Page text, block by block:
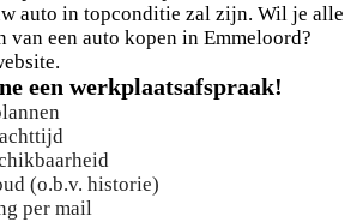
auto in topconditie zal zijn. Wil je alle
van een auto kopen in Emmeloord?
een werkplaatsafspraak!
(o.b.v. historie)
per mail